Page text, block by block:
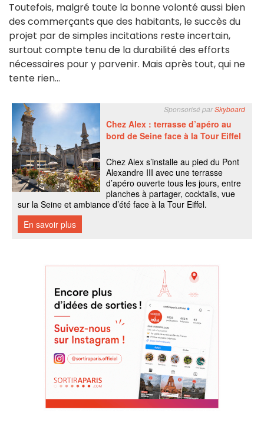
Toutefois, malgré toute la bonne volonté aussi bien
des commerçants que des habitants, le succès du
projet par de simples incitations reste incertain,
surtout compte tenu de la durabilité des efforts
nécessaires pour y parvenir. Mais après tout, qui ne
tente rien...